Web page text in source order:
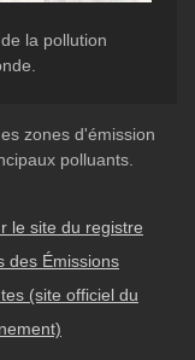
la pollution
zones d'émission
polluants.
le site du registre
des Émissions
(site officiel du